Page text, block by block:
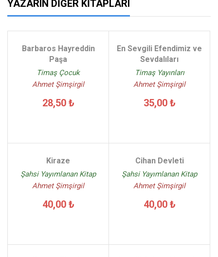
YAZARIN DIĞER KITAPLARI
Barbaros Hayreddin
Paşa
Timaş Çocuk
Ahmet Şimşirgil
28,50 ₺
En Sevgili Efendimiz ve
Sevdalıları
Timaş Yayınları
Ahmet Şimşirgil
35,00 ₺
Kiraze
Şahsi Yayımlanan Kitap
Ahmet Şimşirgil
40,00 ₺
Cihan Devleti
Şahsi Yayımlanan Kitap
Ahmet Şimşirgil
40,00 ₺